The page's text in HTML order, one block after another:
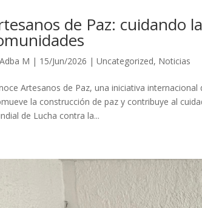
de Paz: cuidando
Adba M | 15/Jun/2026 |Uncategorized, Noticias
Artesanos de Paz, una iniciativa
la construcción de paz y contribuye al
de Lucha contra la...